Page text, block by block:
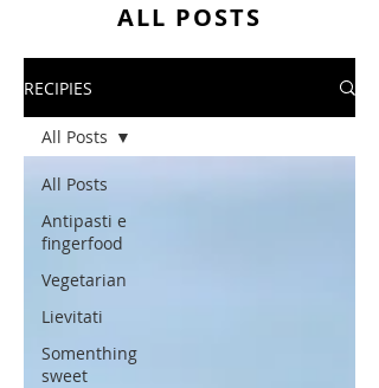
RECIPIES
All Posts
Antipasti e
fingerfood
Vegetarian
Lievitati
Somenthing
sweet
All Posts
ALL POSTS